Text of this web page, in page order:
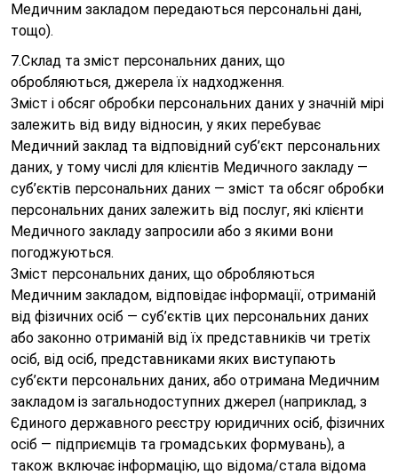
Медичним закладом передаються персональні дані,
тощо).
7.Склад та зміст персональних даних, що
обробляються, джерела їх надходження.
Зміст і обсяг обробки персональних даних у значній мірі
залежить від виду відносин, у яких перебуває
Медичний заклад та відповідний суб’єкт персональних
даних, у тому числі для клієнтів Медичного закладу —
суб’єктів персональних даних — зміст та обсяг обробки
персональних даних залежить від послуг, які клієнти
Медичного закладу запросили або з якими вони
погоджуються.
Зміст персональних даних, що обробляються
Медичним закладом, відповідає інформації, отриманій
від фізичних осіб — суб’єктів цих персональних даних
або законно отриманій від їх представників чи третіх
осіб, від осіб, представниками яких виступають
суб’єкти персональних даних, або отримана Медичним
закладом із загальнодоступних джерел (наприклад, з
Єдиного державного реєстру юридичних осіб, фізичних
осіб — підприємців та громадських формувань), а
також включає інформацію, що відома/стала відома